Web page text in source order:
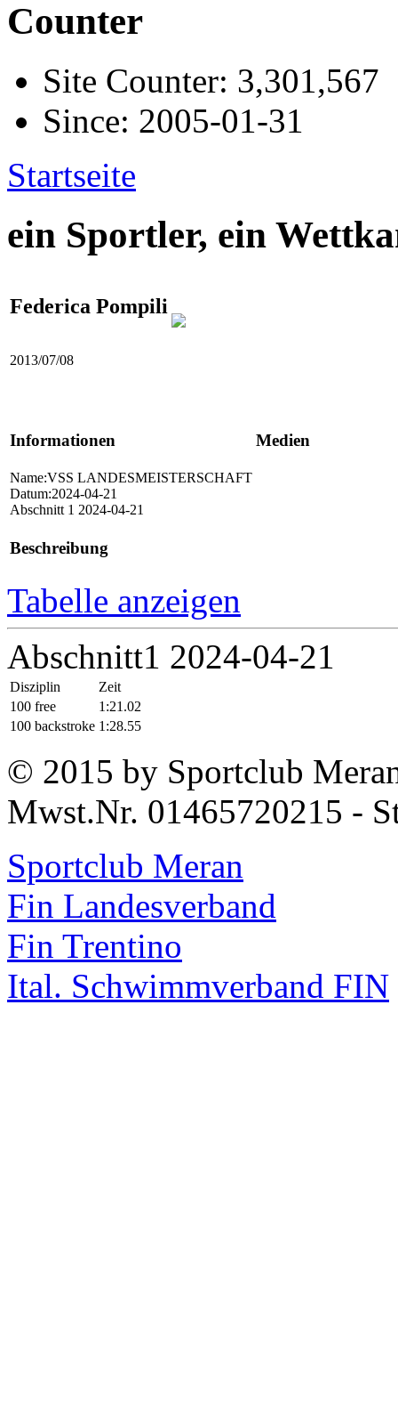
Counter
Site Counter: 3,301,567
Since: 2005-01-31
Startseite
ein Sportler, ein
Federica Pompili
2013/07/08
Informationen Medien
Name:VSS LANDESMEISTERSCHAFT
Datum:2024-04-21
Abschnitt 1 2024-04-21
Beschreibung
Tabelle anzeigen
Abschnitt1 2024-04-21
Disziplin
Zeit
100 free
1:21.02
100 backstroke 1:28.55
© 2015 by Sportclub
Mwst.Nr. 01465720215 -
Sportclub Meran
Fin Landesverband
Fin Trentino
Ital. Schwimmverband FIN